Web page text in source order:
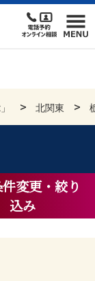
北関東
・高級ホテ
変更・絞り
込み